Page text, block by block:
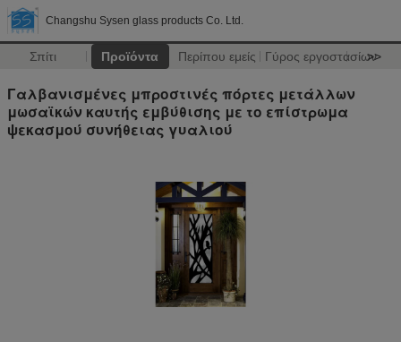
Changshu Sysen glass products Co. Ltd.
Σπίτι Προϊόντα Περίπου εμείς Γύρος εργοστασίων
>>
Γαλβανισμένες μπροστινές πόρτες μετάλλων
μωσαϊκών καυτής εμβύθισης με το επίστρωμα
ψεκασμού συνήθειας γυαλιού